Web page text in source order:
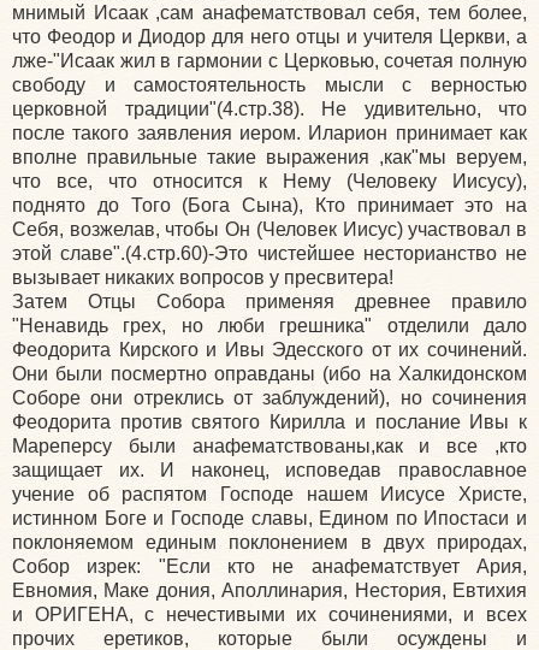
мнимый Исаак ,сам анафематствовал себя, тем более,
что Феодор и Диодор для него отцы и учителя Церкви, а
лже-"Исаак жил в гармонии с Церковью, сочетая полную
свободу и самостоятельность мысли с верностью
церковной традиции"(4.стр.38). Не удивительно, что
после такого заявления иером. Иларион принимает как
вполне правильные такие выражения ,как"мы веруем,
что все, что относится к Нему (Человеку Иисусу),
поднято до Того (Бога Сына), Кто принимает это на
Себя, возжелав, чтобы Он (Человек Иисус) участвовал в
этой славе".(4.стр.60)-Это чистейшее несторианство не
вызывает никаких вопросов у пресвитера!
Затем Отцы Собора применяя древнее правило
"Ненавидь грех, но люби грешника" отделили дало
Феодорита Кирского и Ивы Эдесского от их сочинений.
Они были посмертно оправданы (ибо на Халкидонском
Соборе они отреклись от заблуждений), но сочинения
Феодорита против святого Кирилла и послание Ивы к
Мареперсу были анафематствованы,как и все ,кто
защищает их. И наконец, исповедав православное
учение об распятом Господе нашем Иисусе Христе,
истинном Боге и Господе славы, Едином по Ипостаси и
поклоняемом единым поклонением в двух природах,
Собор изрек: "Если кто не анафематствует Ария,
Евномия, Маке дония, Аполлинария, Нестория, Евтихия
и ОРИГЕНА, с нечестивыми их сочинениями, и всех
прочих еретиков, которые были осуждены и